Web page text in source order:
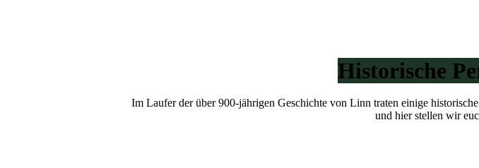
Historische
Im Laufer der über 900-jährigen Geschichte von Linn traten einige
und hier stellen wir